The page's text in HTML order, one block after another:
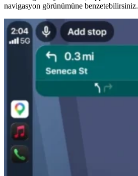
navigasyon görünümüne benzetebilirsiniz.